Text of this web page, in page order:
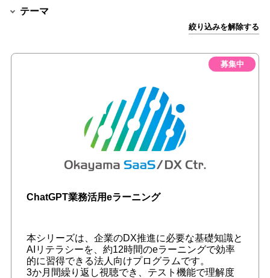
テーマ
絞り込みを解除する
募集中
ChatGPT業務活用eラーニング
本シリーズは、企業のDX推進に必要な基礎知識と
AIリテラシーを、約12時間のeラーニングで効率
的に習得できる法人向けプログラムです。
3か月間繰り返し視聴でき、テスト機能で理解度